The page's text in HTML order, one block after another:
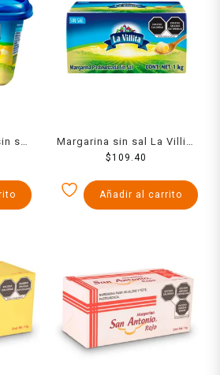
sal
Margarina sin sal La Villita
en barra 1 kg
$109.40
Añadir al carrito